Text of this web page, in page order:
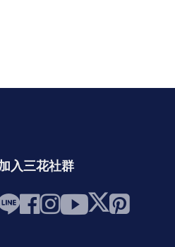
入三花社群